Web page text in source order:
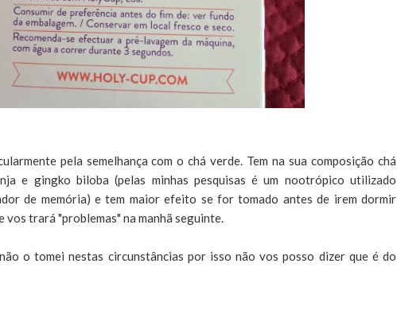
pela semelhança com o chá verde. Tem na sua composição chá
e gingko biloba (pelas minhas pesquisas é um nootrópico utilizado
de memória) e tem maior efeito se for tomado antes de irem dormir
trará "problemas" na manhã seguinte.
o tomei nestas circunstâncias por isso não vos posso dizer que é do